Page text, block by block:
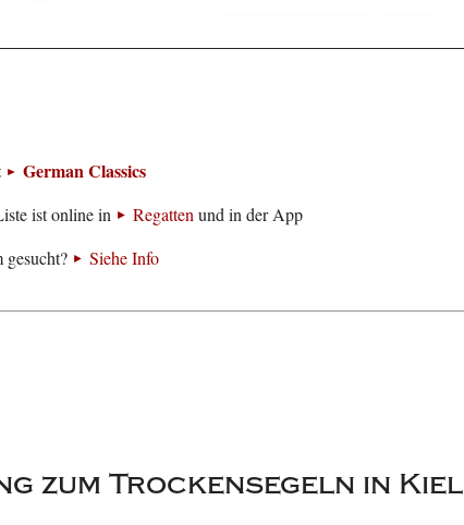
German Classics
ist online in Regattenund in der App
Siehe Info
zum Trockensegeln in Kiel